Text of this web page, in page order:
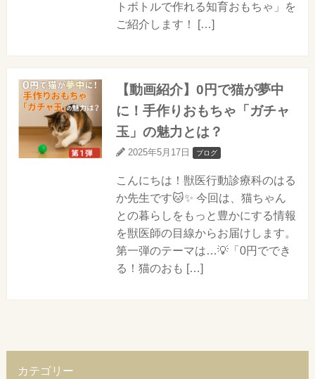
トボトルで作れる知育おもちゃ」を
ご紹介します！ […]
【動画紹介】0円で猫が夢中
に！手作りおもちゃ「ガチャ
玉」の魅力とは？
2025年5月17日 ブログ
こんにちは！獣医行動診療科のはる
か先生です🐱✨ 今回は、猫ちゃん
との暮らしをもっと豊かにする情報
を獣医師の目線からお届けします。
第一弾のテーマは…💡「0円ででき
る！猫のおも […]
カテゴリー